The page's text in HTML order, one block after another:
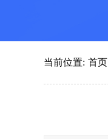
当前位置: 首页